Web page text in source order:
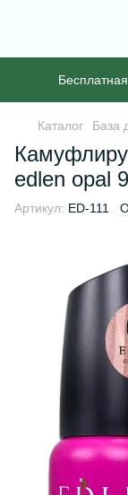
Каталог База
edlen opal
Артикул: ED-111